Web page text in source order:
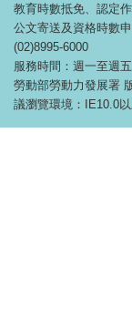
教育時數抵免、認定
公文寄送及資格時數
(02)8995-6000
服務時間：週一至週
勞動部勞動力發展署
議瀏覽環境：IE10.0